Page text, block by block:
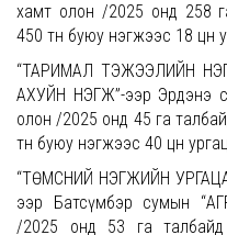
хамт олон /2025 онд 258
450 тн буюу нэгжээс 18 цн
“ТАРИМАЛ ТЭЖЭЭЛИЙН
АХУЙН НЭГЖ”-ээр Эрдэнэ
олон /2025 онд 45 га
тн буюу нэгжээс 40 цн
“ТӨМСНИЙ НЭГЖИЙН
ээр Батсүмбэр сумын
/2025 онд 53 га